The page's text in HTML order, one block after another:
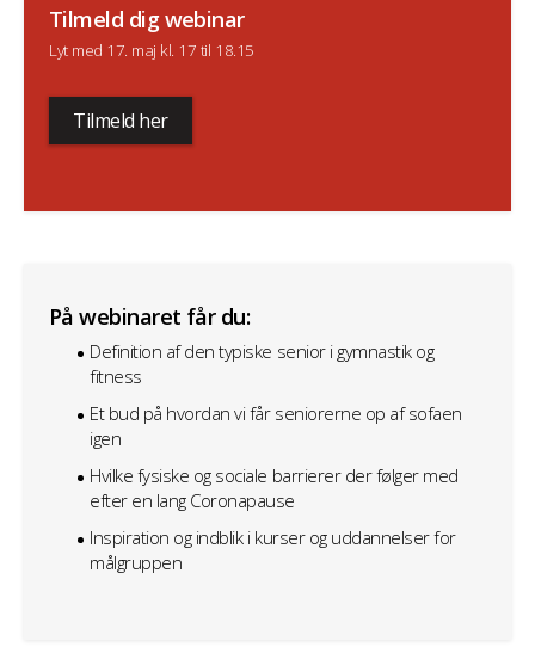
Tilmeld dig webinar
Lyt med 17. maj kl. 17 til 18.15
Tilmeld her
På webinaret får du:
Definition af den typiske senior i gymnastik og
fitness
Et bud på hvordan vi får seniorerne op af sofaen
igen
Hvilke fysiske og sociale barrierer der følger med
efter en lang Coronapause
Inspiration og indblik i kurser og uddannelser for
målgruppen